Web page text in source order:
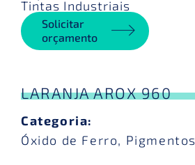
Tintas Industriais
Solicitar
orçamento
LARANJA AROX 960
Categoria:
Óxido de Ferro, Pigmentos